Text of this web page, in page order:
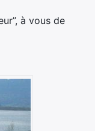
à vous de